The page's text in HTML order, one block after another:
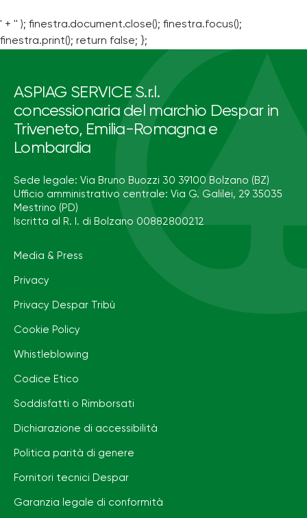
' + '' ); finestra.document.close(); finestra.focus();
finestra.print(); return false; };
ASPIAG SERVICE S.r.l.
concessionaria del marchio Despar in
Triveneto, Emilia-Romagna e
Lombardia
Sede legale: Via Bruno Buozzi 30 39100 Bolzano (BZ)
Ufficio amministrativo centrale: Via G. Galilei, 29 35035
Mestrino (PD)
Iscritta al R. I. di Bolzano 00882800212
Media & Press
Privacy
Privacy Despar Tribù
Cookie Policy
Whistleblowing
Codice Etico
Soddisfatti o Rimborsati
Dichiarazione di accessibilità
Politica parità di genere
Fornitori tecnici Despar
Garanzia legale di conformità